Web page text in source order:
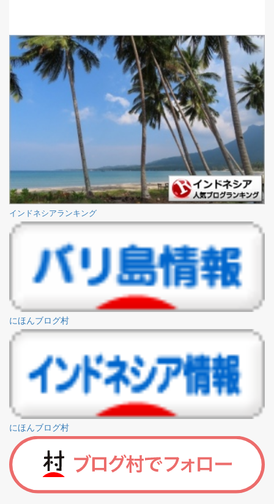
インドネシアランキング
にほんブログ村
にほんブログ村